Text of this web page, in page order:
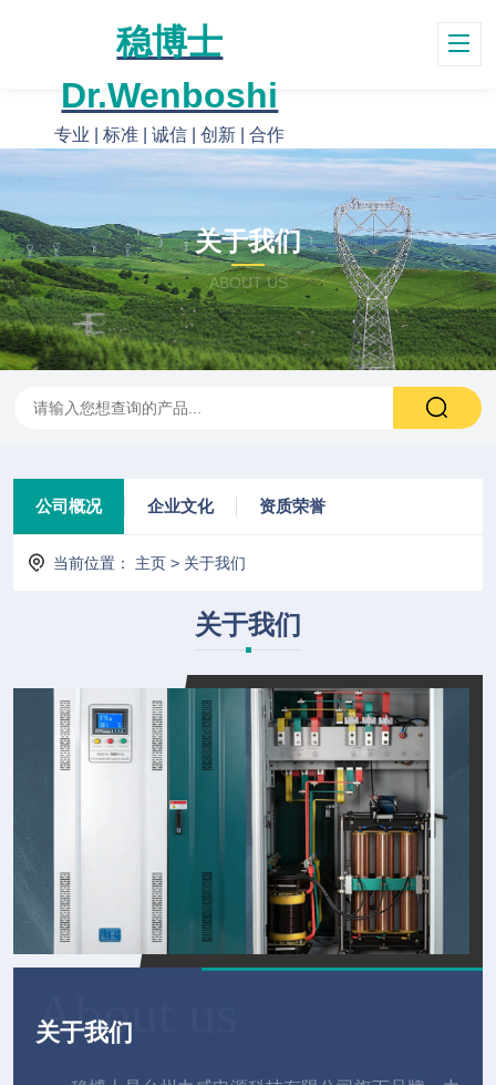
稳博士
Dr.Wenboshi
专业 | 标准 | 诚信 | 创新 | 合作
关于我们
ABOUT US
公司概况 企业文化 资质荣誉
当前位置： 主页 > 关于我们
关于我们
About us
关于我们